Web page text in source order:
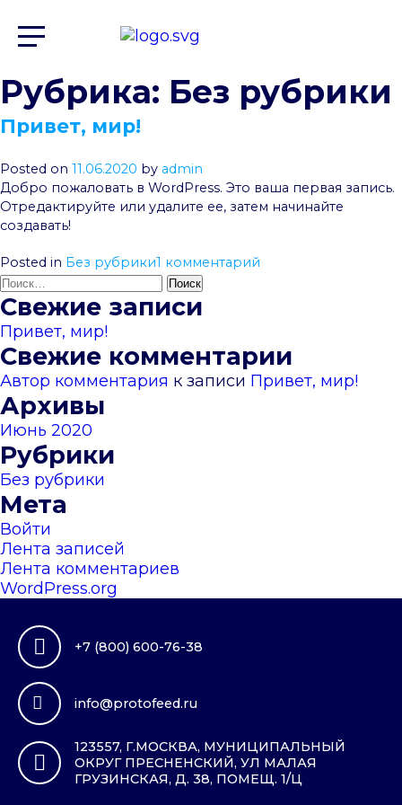
Рубрика: Без рубрики
Привет, мир!
Posted on 11.06.2020 by admin
Добро пожаловать в WordPress. Это ваша первая запись.
Отредактируйте или удалите ее, затем начинайте
создавать!
Posted in Без рубрики1 комментарий
Найти:
Свежие записи
Привет, мир!
Свежие комментарии
Автор комментария к записи Привет, мир!
Архивы
Июнь 2020
Рубрики
Без рубрики
Мета
Войти
Лента записей
Лента комментариев
WordPress.org
+7 (800) 600-76-38
info@protofeed.ru
123557, Г.МОСКВА, МУНИЦИПАЛЬНЫЙ
ОКРУГ ПРЕСНЕНСКИЙ, УЛ МАЛАЯ
ГРУЗИНСКАЯ, Д. 38, ПОМЕЩ. 1/Ц